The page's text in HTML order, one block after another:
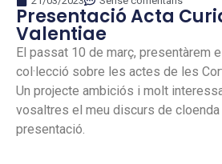
Presentació Acta
Valentiae
El passat 10 de març, presentàrem
col·lecció sobre les actes de les
Un projecte ambiciós i molt
vosaltres el meu discurs de
presentació.